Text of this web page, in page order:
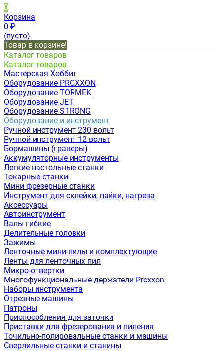
0
Корзина
0 ₽
(пусто)
Товар в корзине!
Каталог товаров
Каталог товаров
Мастерская Хоббит
Оборудование PROXXON
Оборудование TORMEK
Оборудование JET
Оборудование STRONG
Оборудование и инструмент
Ручной инструмент 230 вольт
Ручной инструмент 12 вольт
Бормашины (граверы)
Аккумуляторные инструменты
Легкие настольные станки
Токарные станки
Мини фрезерные станки
Инструмент для склейки, пайки, нагрева
Аксессуары
Автоинструмент
Валы гибкие
Делительные головки
Зажимы
Ленточные мини-пилы и комплектующие
Ленты для ленточных пил
Микро-отвертки
Многофункциональные держатели Proxxon
Наборы инструмента
Отрезные машины
Патроны
Приспособления для заточки
Приставки для фрезерования и пиления
Точильно-полировальные станки и машины
Сверлильные станки и станины